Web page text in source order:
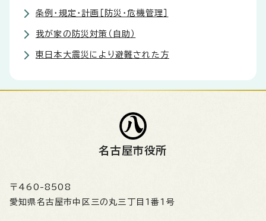
条例・規定・計画［防災・危機管理］
我が家の防災対策（自助）
東日本大震災により避難された方
名古屋市役所
〒460-8508
愛知県名古屋市中区三の丸三丁目1番1号